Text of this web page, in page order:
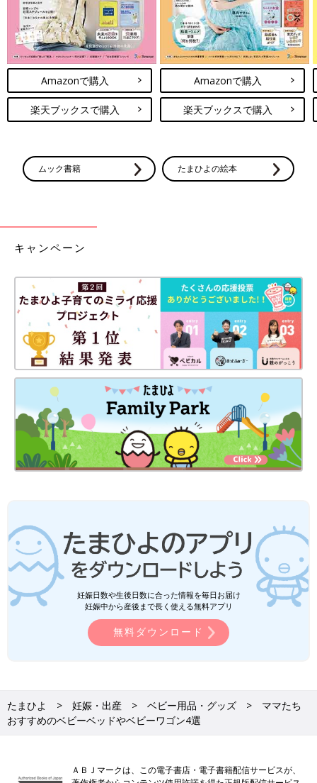
Amazonで購入
楽天ブックスで購入
Amazonで購入
楽天ブックスで購入
ムック書籍 たまひよの絵本
キャンペーン
妊娠日数や生後日数に合った情報を毎日お届け
妊娠中から産後まで長く使える無料アプリ
無料ダウンロード
たまひよ 妊娠・出産 ベビー用品・グッズ
ママたち
おすすめのベビーベッドやベビーワゴン4選
ＡＢＪマークは、この電子書店・電子書籍配信サービスが、